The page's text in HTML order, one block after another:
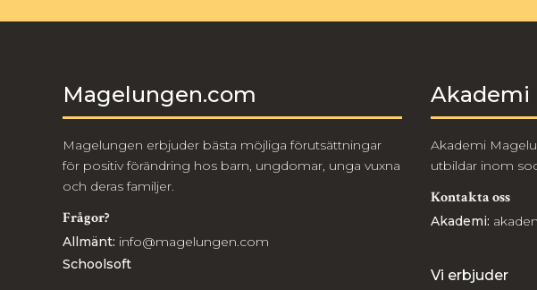
Magelungen.com
Magelungen erbjuder bästa möjliga förutsättningar
för positiv förändring hos barn, ungdomar, unga vuxna
och deras familjer.
Frågor?
Allmänt: info@magelungen.com
Schoolsoft
Akademi
Akademi
utbildar inom
Kontakta oss
Akademi:
Vi erbjuder